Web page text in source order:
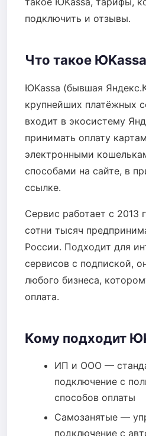
подключить и отзывы.
Что такое ЮKassa
ЮKassa (бывшая
крупнейших платёжных
входит в экосистему
принимать оплату
электронными
способами на сайте, в
ссылке.
Сервис работает с 2013
сотни тысяч
России. Подходит для
сервисов с подпиской,
любого бизнеса,
оплата.
Кому подходит
ИП и ООО —
подключение с
способов оплаты
Самозанятые —
подключение с